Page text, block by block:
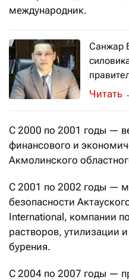
международник.
Санжар
С 2000 по 2001 годы —
финансового и
Акмолинского
С 2001 по 2002 годы —
безопасности
International, компании
растворов, утилизации
бурения.
С 2004 по 2007 годы —